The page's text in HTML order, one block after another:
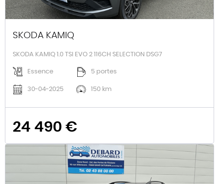
SKODA KAMIQ
SKODA KAMIQ 1.0 TSI EVO 2 116CH SELECTION DSG7
Essence 5 portes
30-04-2025 150 km
24 490 €